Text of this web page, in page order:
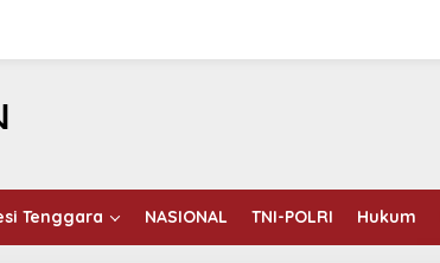
Tenggara NASIONAL TNI-POLRI Hukum